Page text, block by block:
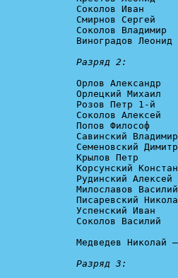
Соколов Иван
Смирнов Сергей
Соколов Владимир
Виноградов Леонид
Разряд 2:
Орлов Александр
Орлецкий Михаил
Розов Петр 1-й
Соколов Алексей
Попов Философ
Савинский Владимир
Семеновский
Крылов Петр
Корсунский
Рудинский Алексей
Милославов Василий
Писаревский
Успенский Иван
Соколов Василий
Медведев Николай —
Разряд 3: